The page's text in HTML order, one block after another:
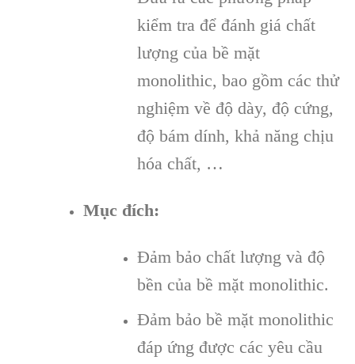
kiểm tra để đánh giá chất
lượng của bề mặt
monolithic, bao gồm các thử
nghiệm về độ dày, độ cứng,
độ bám dính, khả năng chịu
hóa chất, …
Mục đích:
Đảm bảo chất lượng và độ
bền của bề mặt monolithic.
Đảm bảo bề mặt monolithic
đáp ứng được các yêu cầu